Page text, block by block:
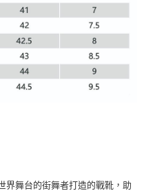
界舞台的街舞者打造的戰靴，助